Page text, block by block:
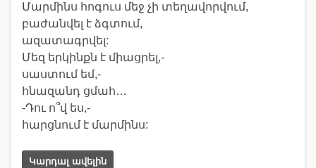
Մարմինս հոգուս մեջ չի տեղավորվում,
բաժանվել է ձգտում,
ազատագրվել:
Մեզ երկինքն է միացրել,-
սաստում եմ,-
հնազանդ ցմահ…
-Դու ո՞վ ես,-
հարցնում է մարմինս:
Կարդալ ավելին